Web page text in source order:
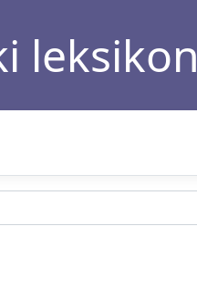
leksikon